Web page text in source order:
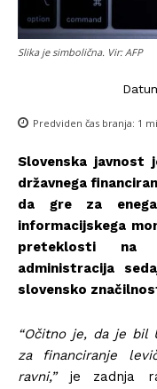
Slika je simbolična. Vir: AFP
Predviden čas branja: 1
Slovenska javnost
državnega
da gre za enega
informacijskega
preteklosti na
administracija
slovensko
“Očitno je, da je bil
za financiranje
ravni,”je zadnja